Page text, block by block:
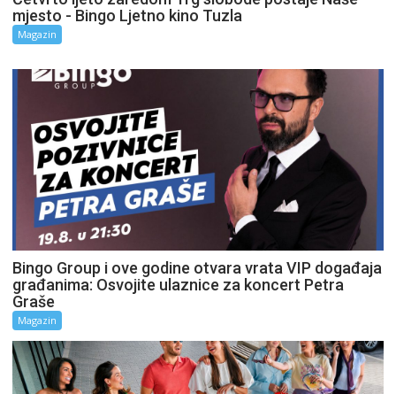
mjesto - Bingo Ljetno kino Tuzla
Magazin
Bingo Group i ove godine otvara vrata VIP događaja
građanima: Osvojite ulaznice za koncert Petra
Graše
Magazin